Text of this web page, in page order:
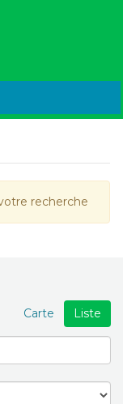
recherche
Liste
Carte